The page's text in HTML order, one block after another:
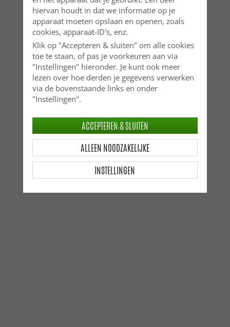
hiervan houdt in dat we informatie op je
apparaat moeten opslaan en openen, zoals
cookies, apparaat-ID's, enz.
Klik op "Accepteren & sluiten" om alle cookies
toe te staan, of pas je voorkeuren aan via
"Instellingen" hieronder. Je kunt ook meer
lezen over hoe derden je gegevens verwerken
via de bovenstaande links en onder
"Instellingen".
INSTELLINGEN
ALLEEN NOODZAKELIJKE
ACCEPTEREN & SLUITEN